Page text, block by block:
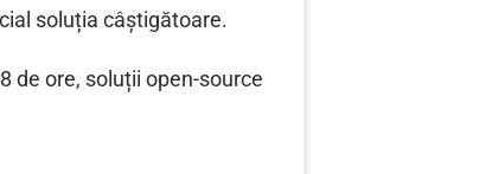
soluția câștigătoare.
de ore, soluții open-source